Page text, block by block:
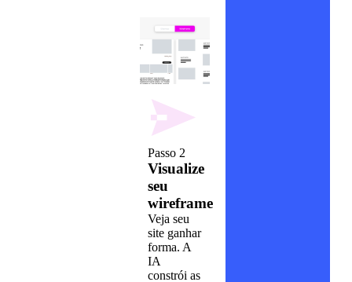
Passo 2
Visualize
seu
wireframe
Veja seu
site ganhar
forma. A
IA
constrói as